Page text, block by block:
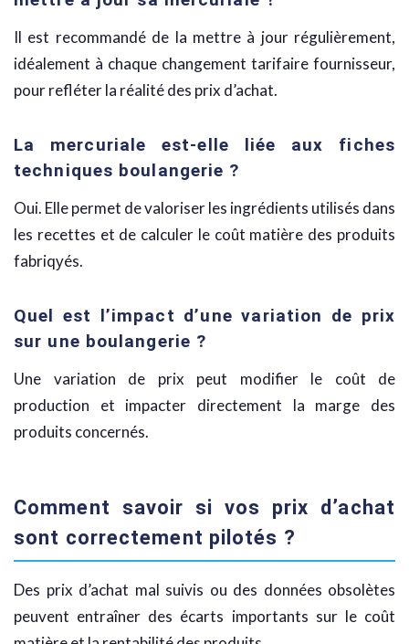
Il est recommandé de la mettre à jour régulièrement,
idéalement à chaque changement tarifaire fournisseur,
pour refléter la réalité des prix d’achat.
La mercuriale est-elle liée aux fiches
techniques boulangerie ?
Oui. Elle permet de valoriser les ingrédients utilisés dans
les recettes et de calculer le coût matière des produits
fabriqуés.
Quel est l’impact d’une variation de prix
sur une boulangerie ?
Une variation de prix peut modifier le coût de
production et impacter directement la marge des
produits concernés.
Comment savoir si vos prix d’achat
sont correctement pilotés ?
Des prix d’achat mal suivis ou des données obsolètes
peuvent entraîner des écarts importants sur le coût